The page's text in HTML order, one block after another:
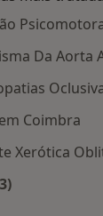
Da Aorta
Coimbra
Xerótica